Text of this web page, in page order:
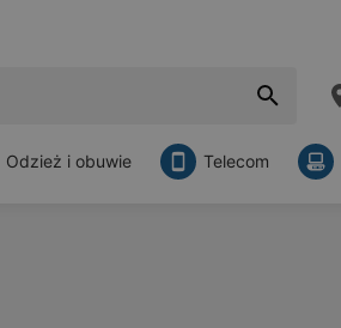
Odzież i obuwie Telecom